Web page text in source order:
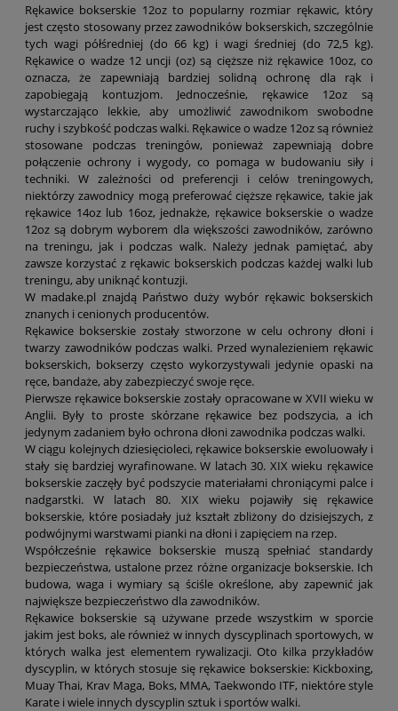
Rękawice bokserskie 12oz to popularny rozmiar rękawic, który
jest często stosowany przez zawodników bokserskich, szczególnie
tych wagi półśredniej (do 66 kg) i wagi średniej (do 72,5 kg).
Rękawice o wadze 12 uncji (oz) są cięższe niż rękawice 10oz, co
oznacza, że zapewniają bardziej solidną ochronę dla rąk i
zapobiegają kontuzjom. Jednocześnie, rękawice 12oz są
wystarczająco lekkie, aby umożliwić zawodnikom swobodne
ruchy i szybkość podczas walki. Rękawice o wadze 12oz są również
stosowane podczas treningów, ponieważ zapewniają dobre
połączenie ochrony i wygody, co pomaga w budowaniu siły i
techniki. W zależności od preferencji i celów treningowych,
niektórzy zawodnicy mogą preferować cięższe rękawice, takie jak
rękawice 14oz lub 16oz, jednakże, rękawice bokserskie o wadze
12oz są dobrym wyborem dla większości zawodników, zarówno
na treningu, jak i podczas walk. Należy jednak pamiętać, aby
zawsze korzystać z rękawic bokserskich podczas każdej walki lub
treningu, aby uniknąć kontuzji.
W madake.pl znajdą Państwo duży wybór rękawic bokserskich
znanych i cenionych producentów.
Rękawice bokserskie zostały stworzone w celu ochrony dłoni i
twarzy zawodników podczas walki. Przed wynalezieniem rękawic
bokserskich, bokserzy często wykorzystywali jedynie opaski na
ręce, bandaże, aby zabezpieczyć swoje ręce.
Pierwsze rękawice bokserskie zostały opracowane w XVII wieku w
Anglii. Były to proste skórzane rękawice bez podszycia, a ich
jedynym zadaniem było ochrona dłoni zawodnika podczas walki.
W ciągu kolejnych dziesięcioleci, rękawice bokserskie ewoluowały i
stały się bardziej wyrafinowane. W latach 30. XIX wieku rękawice
bokserskie zaczęły być podszycie materiałami chroniącymi palce i
nadgarstki. W latach 80. XIX wieku pojawiły się rękawice
bokserskie, które posiadały już kształt zbliżony do dzisiejszych, z
podwójnymi warstwami pianki na dłoni i zapięciem na rzep.
Współcześnie rękawice bokserskie muszą spełniać standardy
bezpieczeństwa, ustalone przez różne organizacje bokserskie. Ich
budowa, waga i wymiary są ściśle określone, aby zapewnić jak
największe bezpieczeństwo dla zawodników.
Rękawice bokserskie są używane przede wszystkim w sporcie
jakim jest boks, ale również w innych dyscyplinach sportowych, w
których walka jest elementem rywalizacji. Oto kilka przykładów
dyscyplin, w których stosuje się rękawice bokserskie: Kickboxing,
Muay Thai, Krav Maga, Boks, MMA, Taekwondo ITF, niektóre style
Karate i wiele innych dyscyplin sztuk i sportów walki.